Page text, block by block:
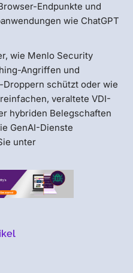
Endpunkte und
wie ChatGPT
wie Menlo Security
Angriffen und
schützt oder wie
veraltete VDI-
hybriden Belegschaften
GenAI-Dienste
unter